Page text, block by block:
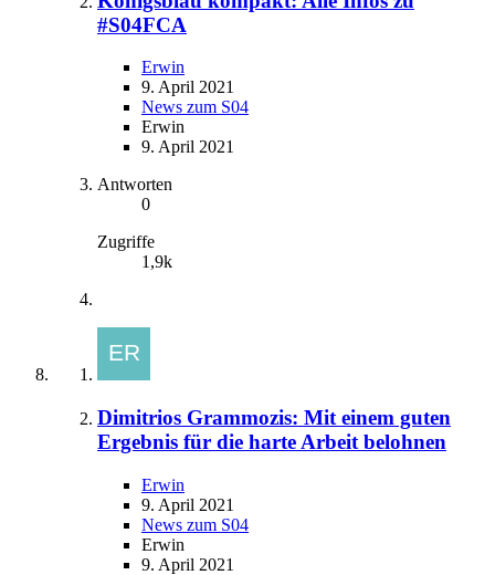
#S04FCA
Erwin
9. April 2021
News zum S04
Erwin
9. April 2021
Antworten
0
Zugriffe
1,9k
Dimitrios Grammozis: Mit einem guten
Ergebnis für die harte Arbeit belohnen
Erwin
9. April 2021
News zum S04
Erwin
9. April 2021